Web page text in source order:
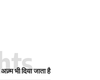
भी दिया जाता है